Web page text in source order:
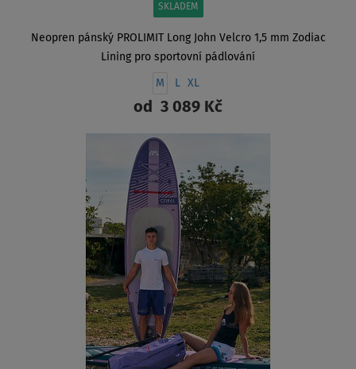
SKLADEM
Neopren pánský PROLIMIT Long John Velcro 1,5 mm Zodiac
Lining pro sportovní pádlování
M L XL
od 3 089 Kč
ZOBRAZIT